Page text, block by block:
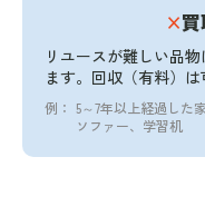
×
リユースが難しい品
ます。 回収（有料）は
例： 5～7年以上経過した
ソファー、学習机